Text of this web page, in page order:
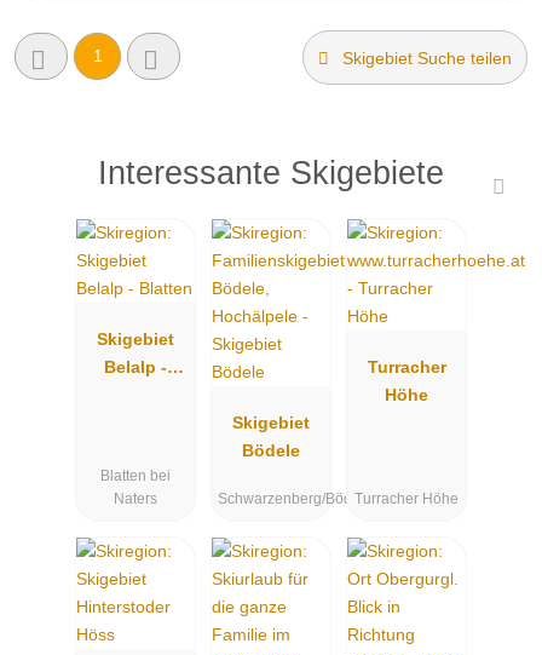
1 Skigebiet Suche teilen
Interessante Skigebiete
Skigebiet
Belalp -
Blatten bei
Naters
Skigebiet
Bödele
Schwarzenberg/Bödele
Turracher
Höhe
Turracher Höhe